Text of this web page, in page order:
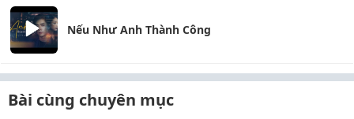
Nếu Như Anh Thành Công
Bài cùng chuyên mục